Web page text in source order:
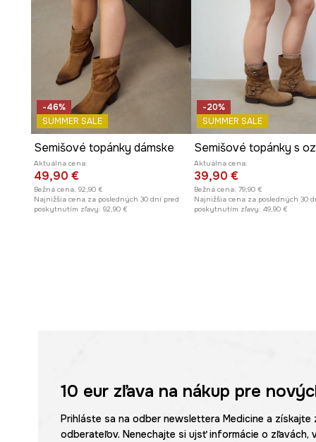
-46%
SUMMER SALE
Semišové topánky dámske
Aktuálna cena:
49,90 €
Bežná cena: 92,90 €
Najnižšia cena za posledných 30 dní pred
poskytnutím zľavy: 92,90 €
-20%
SUMMER SALE
Aktuálna cena:
39,90 €
Bežná cena: 79,90 €
Najnižšia cena za posledných 30
poskytnutím zľavy: 49,90 €
10 eurzľava na nákup pre
Prihláste sa na odber newslettera Medicine a
odberateľov. Nenechajte si ujsť informácie o